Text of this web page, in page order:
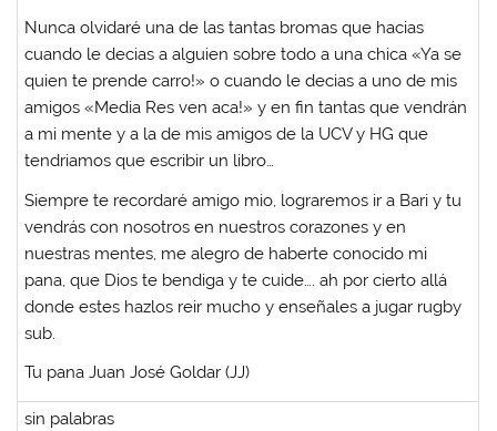
Nunca olvidaré una de las tantas bromas que hacias
cuando le decias a alguien sobre todo a una chica «Ya se
quien te prende carro!» o cuando le decias a uno de mis
amigos «Media Res ven aca!» y en fin tantas que vendrán
a mi mente y a la de mis amigos de la UCV y HG que
tendriamos que escribir un libro…
Siempre te recordaré amigo mio, lograremos ir a Bari y tu
vendrás con nosotros en nuestros corazones y en
nuestras mentes, me alegro de haberte conocido mi
pana, que Dios te bendiga y te cuide…. ah por cierto allá
donde estes hazlos reir mucho y enseñales a jugar rugby
sub.
Tu pana Juan José Goldar (JJ)
sin palabras